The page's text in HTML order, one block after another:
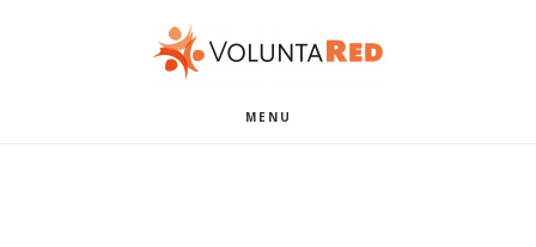
MENU